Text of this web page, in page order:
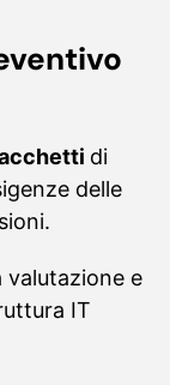
di
delle
valutazione e
IT